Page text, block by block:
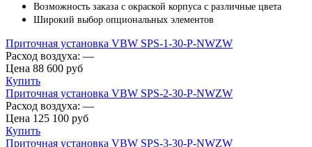
Возможность заказа с окраской корпуса с различные цвета
Широкий выбор опциональных элементов
Приточная установка VBW SPS-1-30-P-NWZW
Расход воздуха: —
Цена 88 600 руб
Купить
Приточная установка VBW SPS-2-30-P-NWZW
Расход воздуха: —
Цена 125 100 руб
Купить
Приточная установка VBW SPS-3-30-P-NWZW